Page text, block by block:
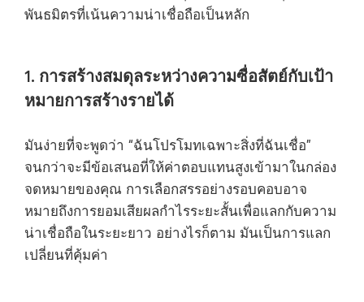
พันธมิตรที่เน้นความน่าเชื่อถือเป็นหลัก
1. การสร้างสมดุลระหว่างความซื่อสัตย์กับเป้า
หมายการสร้างรายได้
มันง่ายที่จะพูดว่า “ฉันโปรโมทเฉพาะสิ่งที่ฉันเชื่อ”
จนกว่าจะมีข้อเสนอที่ให้ค่าตอบแทนสูงเข้ามาในกล่อง
จดหมายของคุณ การเลือกสรรอย่างรอบคอบอาจ
หมายถึงการยอมเสียผลกำไรระยะสั้นเพื่อแลกกับความ
น่าเชื่อถือในระยะยาว อย่างไรก็ตาม มันเป็นการแลก
เปลี่ยนที่คุ้มค่า